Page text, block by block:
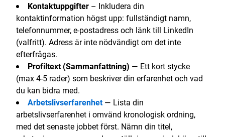
Kontaktuppgifter – Inkludera din
kontaktinformation högst upp: fullständigt namn,
telefonnummer, e-postadress och länk till LinkedIn
(valfritt). Adress är inte nödvändigt om det inte
efterfrågas.
Profiltext (Sammanfattning) — Ett kort stycke
(max 4-5 rader) som beskriver din erfarenhet och vad
du kan bidra med.
Arbetslivserfarenhet— Lista din
arbetslivserfarenhet i omvänd kronologisk ordning,
med det senaste jobbet först. Nämn din titel,